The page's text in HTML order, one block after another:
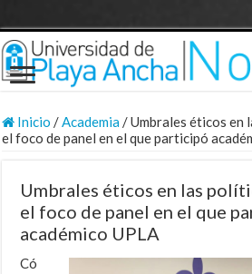
Inicio /Academia/Umbrales éticos en
el foco de panel en el que participó
Umbrales éticos en las
el foco de panel en el que
académico UPLA
Có